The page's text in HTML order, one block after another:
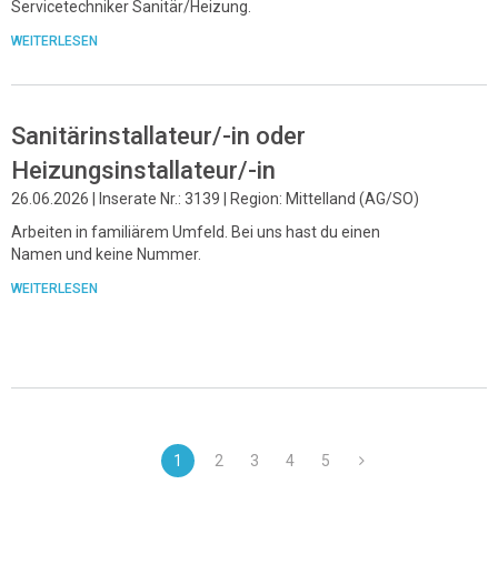
Servicetechniker Sanitär/Heizung.
WEITERLESEN
Sanitärinstallateur/-in oder
Heizungsinstallateur/-in
26.06.2026 | Inserate Nr.: 3139 | Region: Mittelland (AG/SO)
Arbeiten in familiärem Umfeld. Bei uns hast du einen
Namen und keine Nummer.
WEITERLESEN
1 2 3 4 5